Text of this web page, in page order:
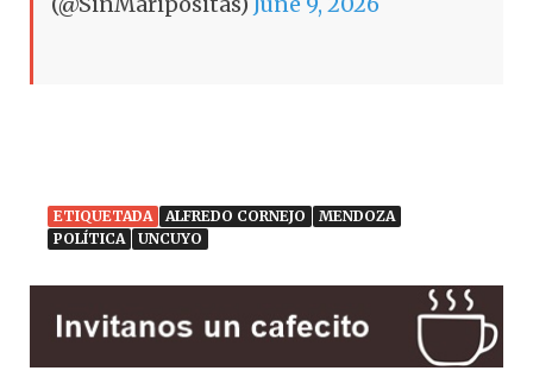
ETIQUETADA ALFREDO CORNEJO
MENDOZA
POLÍTICA
UNCUYO